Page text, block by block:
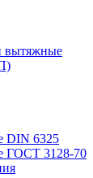
вытяжные
DIN 6325
ГОСТ 3128-70